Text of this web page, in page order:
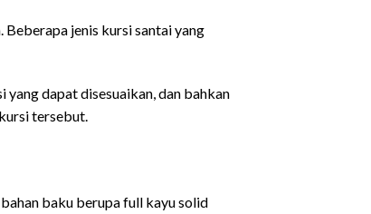
Beberapa jenis kursi santai yang
dapat disesuaikan, dan bahkan
tersebut.
baku berupa full kayu solid